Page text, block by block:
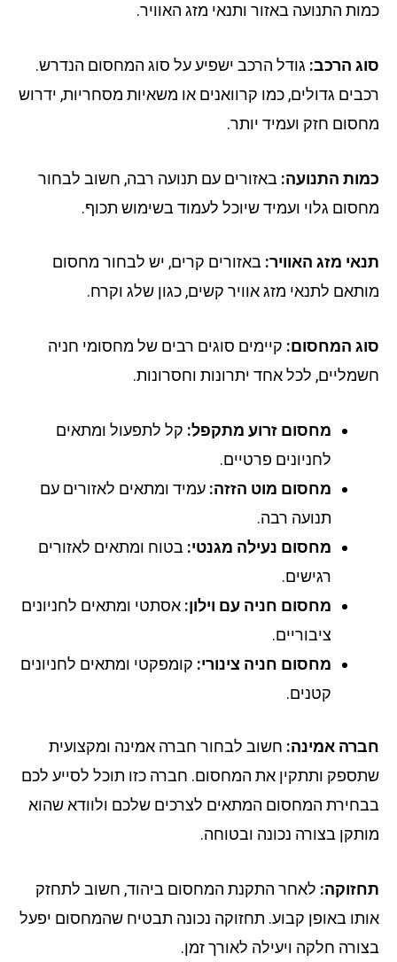
התנועה באזור ותנאי מזג האוויר.
הרכב:גודל הרכב ישפיע על סוג המחסום הנדרש.
גדולים, כמו קרוואנים או משאיות מסחריות, ידרוש
חזק ועמיד יותר.
התנועה:באזורים עם תנועה רבה, חשוב לבחור
גלוי ועמיד שיוכל לעמוד בשימוש תכוף.
מזג האוויר:באזורים קרים, יש לבחור מחסום
לתנאי מזג אוויר קשים, כגון שלג וקרח.
המחסום:קיימים סוגים רבים של מחסומי חניה
לכל אחד יתרונות וחסרונות.
מחסום זרוע מתקפל:קל לתפעול ומתאים
לחניונים פרטיים.
מחסום מוט הזזה:עמיד ומתאים לאזורים עם
תנועה רבה.
מחסום נעילה מגנטי:בטוח ומתאים לאזורים
רגישים.
מחסום חניה עם וילון: אסתטי ומתאים לחניונים
ציבוריים.
מחסום חניה צינורי:קומפקטי ומתאים לחניונים
קטנים.
אמינה:חשוב לבחור חברה אמינה ומקצועית
ותתקין את המחסום. חברה כזו תוכל לסייע לכם
המחסום המתאים לצרכים שלכם ולוודא שהוא
בצורה נכונה ובטוחה.
לאחר התקנת המחסום ביהוד, חשוב לתחזק
באופן קבוע. תחזוקה נכונה תבטיח שהמחסום יפעל
חלקה ויעילה לאורך זמן.